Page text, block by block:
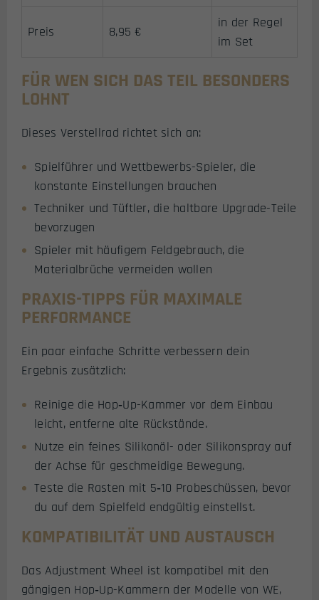
Preis 8,95 €
in der Regel
im Set
FÜR WEN SICH DAS TEIL BESONDERS
LOHNT
Dieses Verstellrad richtet sich an:
Spielführer und Wettbewerbs-Spieler, die
konstante Einstellungen brauchen
Techniker und Tüftler, die haltbare Upgrade-Teile
bevorzugen
Spieler mit häufigem Feldgebrauch, die
Materialbrüche vermeiden wollen
PRAXIS-TIPPS FÜR MAXIMALE
PERFORMANCE
Ein paar einfache Schritte verbessern dein
Ergebnis zusätzlich:
Reinige die Hop‑Up-Kammer vor dem Einbau
leicht, entferne alte Rückstände.
Nutze ein feines Silikonöl- oder Silikonspray auf
der Achse für geschmeidige Bewegung.
Teste die Rasten mit 5‑10 Probeschüssen, bevor
du auf dem Spielfeld endgültig einstellst.
KOMPATIBILITÄT UND AUSTAUSCH
Das Adjustment Wheel ist kompatibel mit den
gängigen Hop‑Up-Kammern der Modelle von WE,